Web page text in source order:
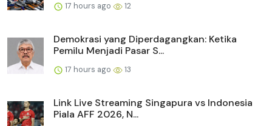
17 hours ago 12
Demokrasi yang Diperdagangkan: Ketika
Pemilu Menjadi Pasar S...
17 hours ago 13
Link Live Streaming Singapura vs Indonesia
Piala AFF 2026, N...